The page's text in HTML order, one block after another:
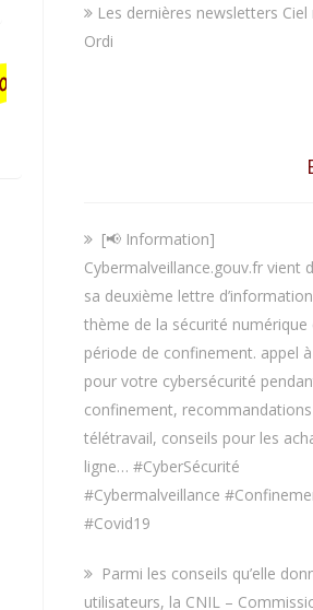
Les dernières newsletters Ciel
Ordi
[📢 Information]
Cybermalveillance.gouv.fr vient
sa deuxième lettre
thème de la sécurité numérique
période de confinement. appel
pour votre cybersécurité
confinement,
télétravail, conseils pour les
ligne… #CyberSécurité
#Cybermalveillance
#Covid19
Parmi les conseils qu’elle
utilisateurs, la CNIL –